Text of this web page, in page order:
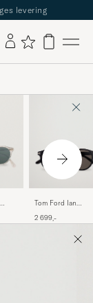
Tom Ford Ian
Shiny Black
2 699,-